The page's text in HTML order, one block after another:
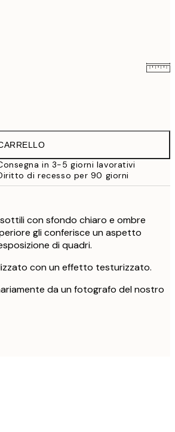
32,45 €
in 3-5 giorni lavorativi
di recesso per 90 giorni
con sfondo chiaro e ombre
gli conferisce un aspetto
di quadri.
con un effetto testurizzato.
da un fotografo del nostro